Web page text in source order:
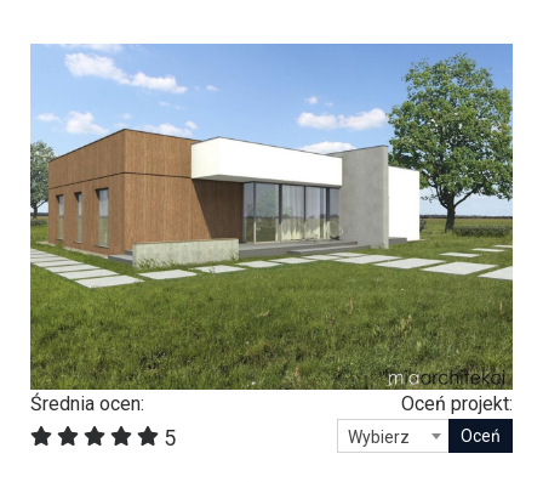
Średnia ocen:
5
Oceń projekt:
Wybierz